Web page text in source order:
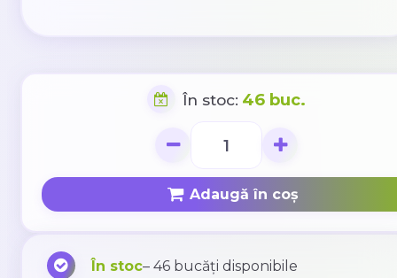
În stoc: 46 buc.
Adaugă în coș
În stoc– 46 bucăți disponibile